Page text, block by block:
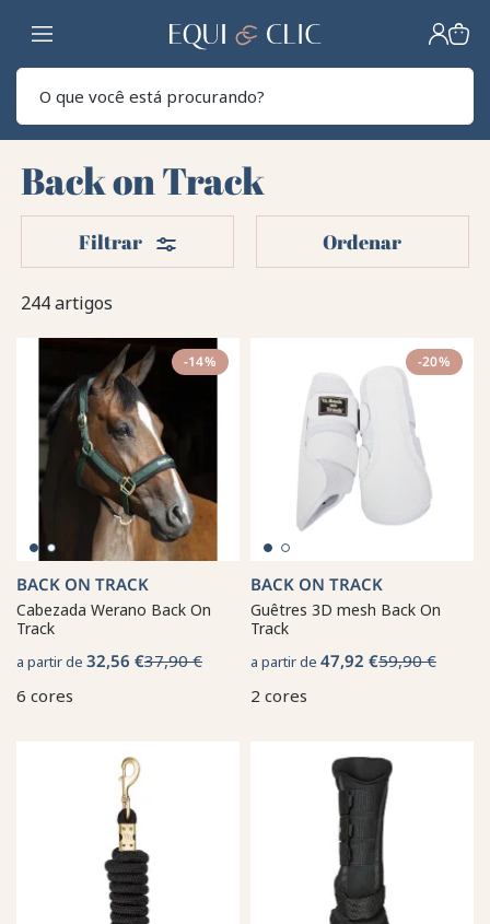
Lar
Back on Track
244 artigos
Filtrar Filters Ordenar
-14%
BACK ON TRACK
Cabezada Werano Back On
Track
a partir de 32,56 €37,90 €
6 cores
-20%
BACK ON TRACK
Guêtres 3D mesh Back On
Track
a partir de 47,92 €59,90 €
2 cores